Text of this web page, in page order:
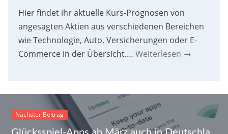
Hier findet ihr aktuelle Kurs-Prognosen von
angesagten Aktien aus verschiedenen Bereichen
wie Technologie, Auto, Versicherungen oder E-
Commerce in der Übersicht.… Weiterlesen →
Nächster Beitrag